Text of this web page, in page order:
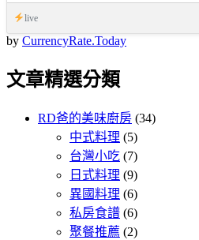
live
by CurrencyRate.Today
文章精選分類
RD爸的美味廚房 (34)
中式料理 (5)
台灣小吃 (7)
日式料理 (9)
異國料理 (6)
私房食譜 (6)
聚餐推薦 (2)